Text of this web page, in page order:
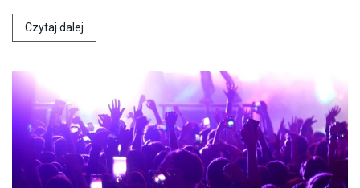
Czytaj dalej